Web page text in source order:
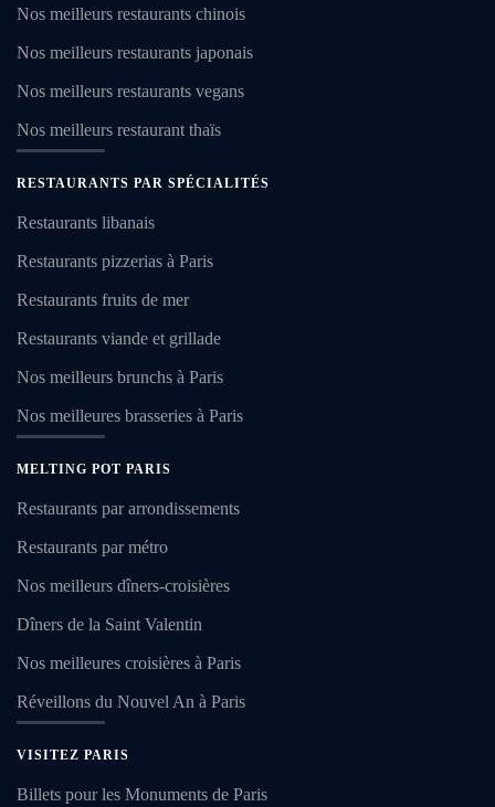
Nos meilleurs restaurants chinois
Nos meilleurs restaurants japonais
Nos meilleurs restaurants vegans
Nos meilleurs restaurant thaïs
RESTAURANTS PAR SPÉCIALITÉS
Restaurants libanais
Restaurants pizzerias à Paris
Restaurants fruits de mer
Restaurants viande et grillade
Nos meilleurs brunchs à Paris
Nos meilleures brasseries à Paris
MELTING POT PARIS
Restaurants par arrondissements
Restaurants par métro
Nos meilleurs dîners-croisières
Dîners de la Saint Valentin
Nos meilleures croisières à Paris
Réveillons du Nouvel An à Paris
VISITEZ PARIS
Billets pour les Monuments de Paris